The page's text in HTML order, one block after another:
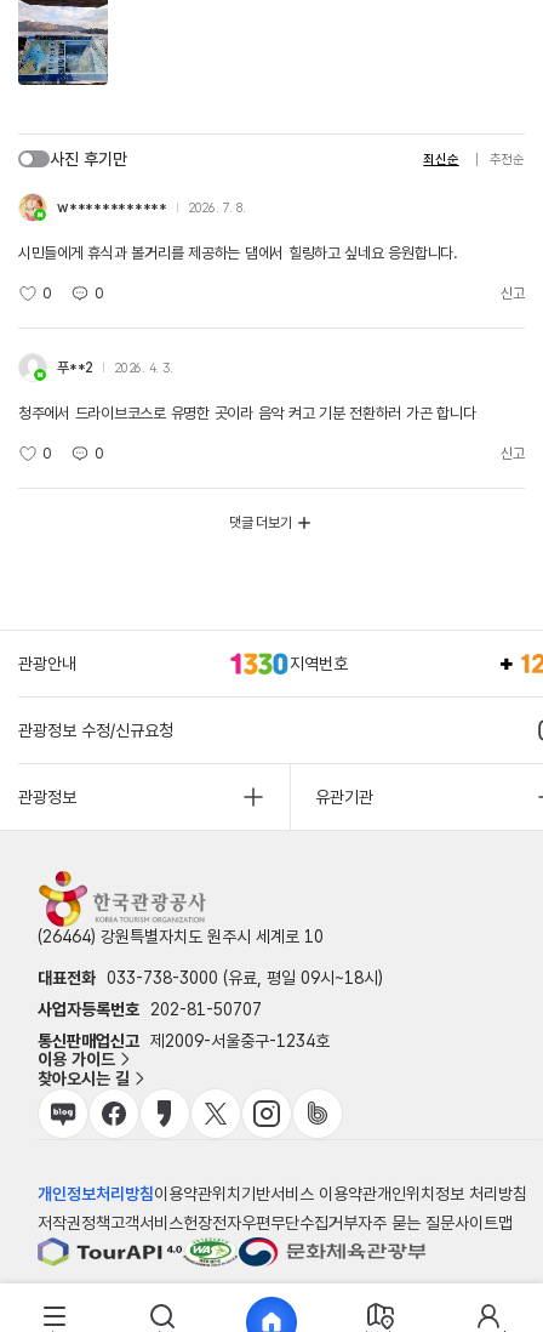
사진 후기만 최신순 추천순
w************ 2026. 7. 8.
시민들에게 휴식과 볼거리를 제공하는 댐에서 힐링하고 싶네요 응원합니다.
0 0 신고
푸**2 2026. 4. 3.
청주에서 드라이브코스로 유명한 곳이라 음악 켜고 기분 전환하러 가곤 합니다
0 0 신고
댓글 더보기
관광안내 지역번호
관광정보 수정/신규요청
관광정보 유관기관
(26464) 강원특별자치도 원주시 세계로 10
대표전화 033-738-3000 (유료, 평일 09시~18시)
사업자등록번호
202-81-50707
통신판매업신고 제2009-서울중구-1234호
이용 가이드
찾아오시는 길
개인정보처리방침이용약관위치기반서비스 이용약관개인위치정보 처리방침
저작권정책고객서비스헌장전자우편무단수집거부자주 묻는 질문사이트맵
© 한국관광공사